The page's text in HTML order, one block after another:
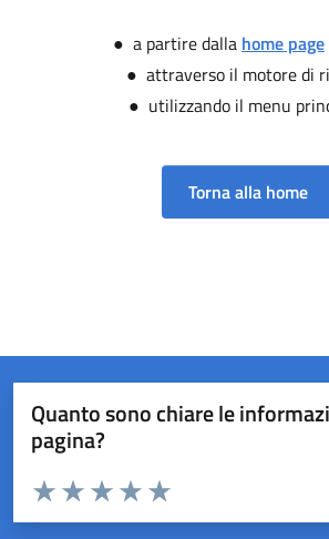
● a partire dalla home page
● attraverso il motore di
● utilizzando il menu
Torna alla home
Quanto sono chiare le
pagina?
Valuta da 1 a 5 stelle la pagina
Valuta 5 stelle su 5
Valuta 4 stelle su 5
Valuta 3 stelle su 5
Valuta 2 stelle su 5
Valuta 1 stelle su 5